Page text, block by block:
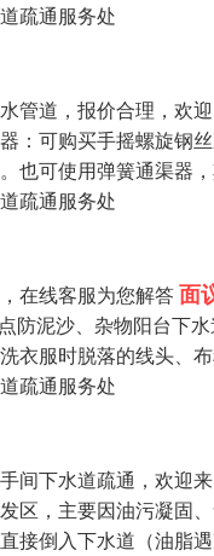
疏通服务处
管道，报价合理，欢
：可购买手摇螺旋钢
也可使用弹簧通渠器
疏通服务处
在线客服为您解答面
防泥沙、杂物阳台下
衣服时脱落的线头、
疏通服务处
间下水道疏通，欢迎
区，主要因油污凝固
接倒入下水道（油脂